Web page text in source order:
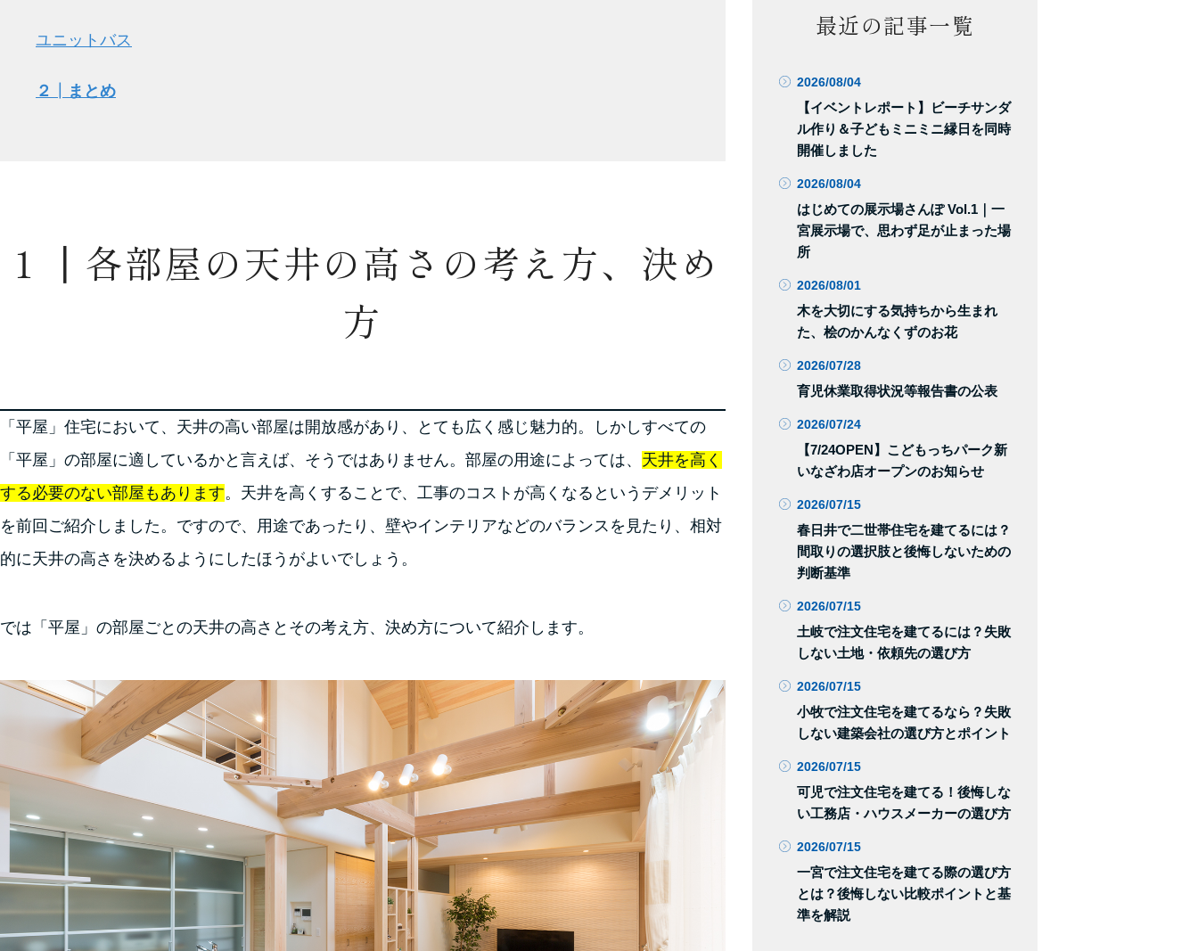
ユニットバス
２ まとめ
１┃各部屋の天井の高さの考え方、決め
方
「平屋」住宅において、天井の高い部屋は開放感があり、とても広く感じ魅力的。しかしすべての
「平屋」の部屋に適しているかと言えば、そうではありません。部屋の用途によっては、 天井を高く
する必要のない部屋もあります。天井を高くすることで、工事のコストが高くなるというデメリット
を前回ご紹介しました。ですので、用途であったり、壁やインテリアなどのバランスを見たり、相対
的に天井の高さを決めるようにしたほうがよいでしょう。
では「平屋」の部屋ごとの天井の高さとその考え方、決め方について紹介します。
最近の記事一覧
2026/08/04
【イベントレポート】ビーチサンダ
ル作り＆子どもミニミニ縁日を同時
開催しました
2026/08/04
はじめての展示場さんぽ Vol.1｜一
宮展示場で、思わず足が止まった場
所
2026/08/01
木を大切にする気持ちから生まれ
た、桧のかんなくずのお花
2026/07/28
育児休業取得状況等報告書の公表
2026/07/24
【7/24OPEN】こどもっちパーク新
いなざわ店オープンのお知らせ
2026/07/15
春日井で二世帯住宅を建てるには？
間取りの選択肢と後悔しないための
判断基準
2026/07/15
土岐で注文住宅を建てるには？失敗
しない土地・依頼先の選び方
2026/07/15
小牧で注文住宅を建てるなら？失敗
しない建築会社の選び方とポイント
2026/07/15
可児で注文住宅を建てる！後悔しな
い工務店・ハウスメーカーの選び方
2026/07/15
一宮で注文住宅を建てる際の選び方
とは？後悔しない比較ポイントと基
準を解説